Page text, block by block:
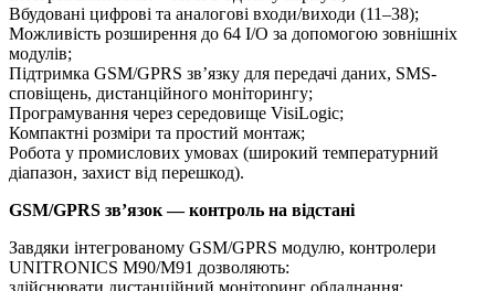
Вбудовані цифрові та аналогові входи/виходи (11–38);
Можливість розширення до 64 I/O за допомогою зовнішніх
модулів;
Підтримка GSM/GPRS зв’язку для передачі даних, SMS-
сповіщень, дистанційного моніторингу;
Програмування через середовище VisiLogic;
Компактні розміри та простий монтаж;
Робота у промислових умовах (широкий температурний
діапазон, захист від перешкод).
GSM/GPRS зв’язок — контроль на відстані
Завдяки інтегрованому GSM/GPRS модулю, контролери
UNITRONICS М90/М91 дозволяють:
здійснювати дистанційний моніторинг обладнання;